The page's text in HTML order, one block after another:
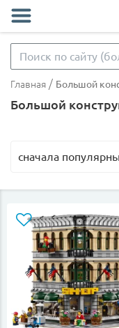
Главная / Большой
Большой